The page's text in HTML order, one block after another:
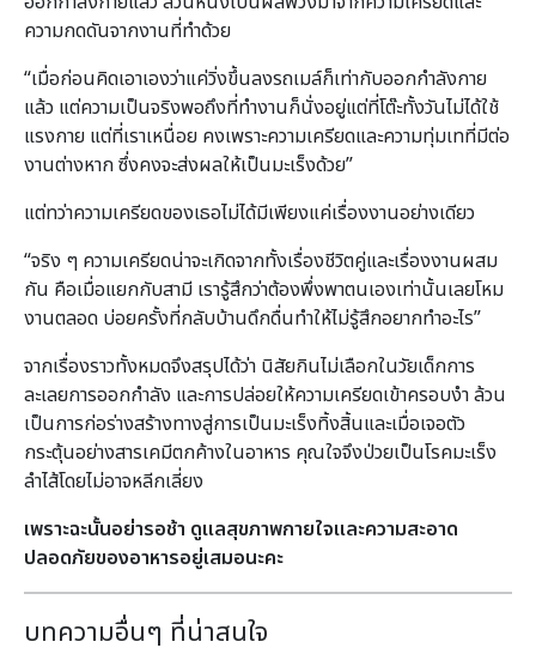
ความกดดันจากงานที่ทำด้วย
“เมื่อก่อนคิดเอาเองว่าแค่วิ่งขึ้นลงรถเมล์ก็เท่ากับออกกำลังกาย
แล้ว แต่ความเป็นจริงพอถึงที่ทำงานก็นั่งอยู่แต่ที่โต๊ะทั้งวันไม่ได้ใช้
แรงกาย แต่ที่เราเหนื่อย คงเพราะความเครียดและความทุ่มเทที่มีต่อ
งานต่างหาก ซึ่งคงจะส่งผลให้เป็นมะเร็งด้วย”
แต่ทว่าความเครียดของเธอไม่ได้มีเพียงแค่เรื่องงานอย่างเดียว
“จริง ๆ ความเครียดน่าจะเกิดจากทั้งเรื่องชีวิตคู่และเรื่องงานผสม
กัน คือเมื่อแยกกับสามี เรารู้สึกว่าต้องพึ่งพาตนเองเท่านั้นเลยโหม
งานตลอด บ่อยครั้งที่กลับบ้านดึกดื่นทำให้ไม่รู้สึกอยากทำอะไร”
จากเรื่องราวทั้งหมดจึงสรุปได้ว่า นิสัยกินไม่เลือกในวัยเด็กการ
ละเลยการออกกำลัง และการปล่อยให้ความเครียดเข้าครอบงำ ล้วน
เป็นการก่อร่างสร้างทางสู่การเป็นมะเร็งทิ้งสิ้นและเมื่อเจอตัว
กระตุ้นอย่างสารเคมีตกค้างในอาหาร คุณใจจึงป่วยเป็นโรคมะเร็ง
ลำไส้โดยไม่อาจหลีกเลี่ยง
เพราะฉะนั้นอย่ารอช้า ดูแลสุขภาพกายใจและความสะอาด
ปลอดภัยของอาหารอยู่เสมอนะคะ
บทความอื่นๆ ที่น่าสนใจ